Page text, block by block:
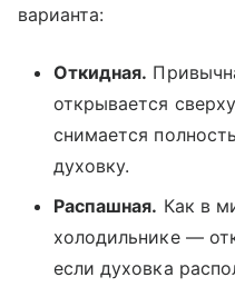
варианта:
Откидная.
открывается
снимается
духовку.
Распашная. Как в
холодильнике —
если духовка